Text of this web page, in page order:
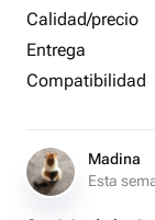
Calidad/precio
Entrega
Compatibilidad
Madina
Esta